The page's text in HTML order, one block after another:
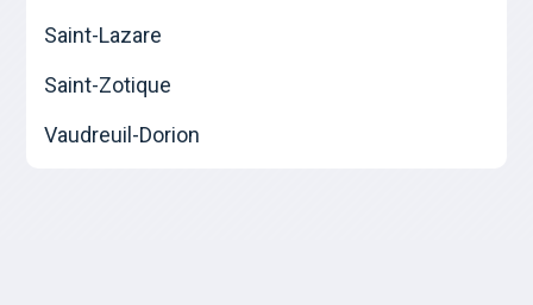
Saint-Lazare
Saint-Zotique
Vaudreuil-Dorion